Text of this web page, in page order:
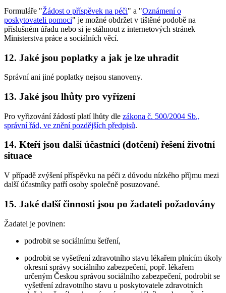
Formuláře "Žádost o příspěvek na péči" a "Oznámení o
poskytovateli pomoci" je možné obdržet v tištěné podobě na
příslušném úřadu nebo si je stáhnout z internetových stránek
Ministerstva práce a sociálních věcí.
12. Jaké jsou poplatky a jak je lze uhradit
Správní ani jiné poplatky nejsou stanoveny.
13. Jaké jsou lhůty pro vyřízení
Pro vyřizování žádostí platí lhůty dle zákona č. 500/2004 Sb.,
správní řád, ve znění pozdějších předpisů.
14. Kteří jsou další účastníci (dotčení) řešení životní
situace
V případě zvýšení příspěvku na péči z důvodu nízkého příjmu mezi
další účastníky patří osoby společně posuzované.
15. Jaké další činnosti jsou po žadateli požadovány
Žadatel je povinen:
podrobit se sociálnímu šetření,
podrobit se vyšetření zdravotního stavu lékařem plnícím úkoly
okresní správy sociálního zabezpečení, popř. lékařem
určeným Českou správou sociálního zabezpečení, podrobit se
vyšetření zdravotního stavu u poskytovatele zdravotních